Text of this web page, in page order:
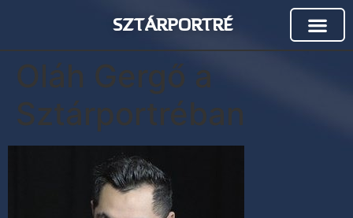
SZTÁRPORTRÉ
Oláh Gergő a
Sztárportréban